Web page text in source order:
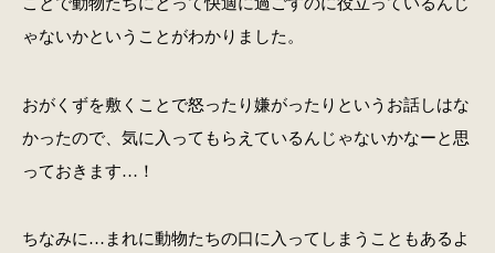
ゃないかということがわかりました。
おがくずを敷くことで怒ったり嫌がったりというお話しはな
かったので、気に入ってもらえているんじゃないかなーと思
っておきます…！
ちなみに…まれに動物たちの口に入ってしまうこともあるよ